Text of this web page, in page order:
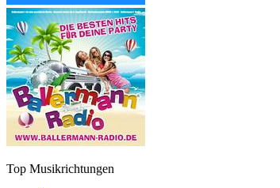
Top Musikrichtungen